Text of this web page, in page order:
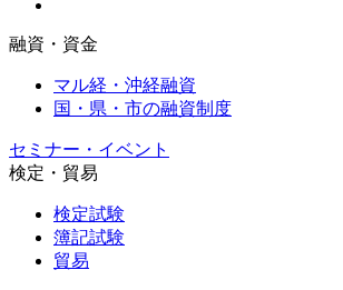
融資・資金
マル経・沖経融資
国・県・市の融資制度
セミナー・イベント
検定・貿易
検定試験
簿記試験
貿易